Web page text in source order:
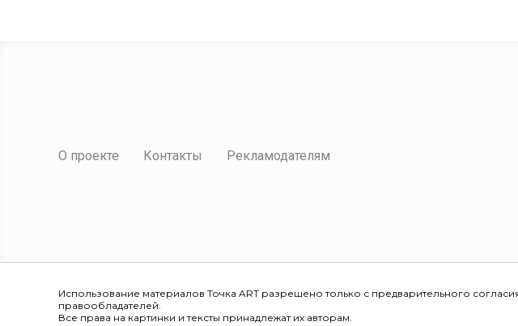
О проекте Контакты Рекламодателям
Использование материалов Точка ART разрешено только с предварительного
правообладателей.
Все права на картинки и тексты принадлежат их авторам.